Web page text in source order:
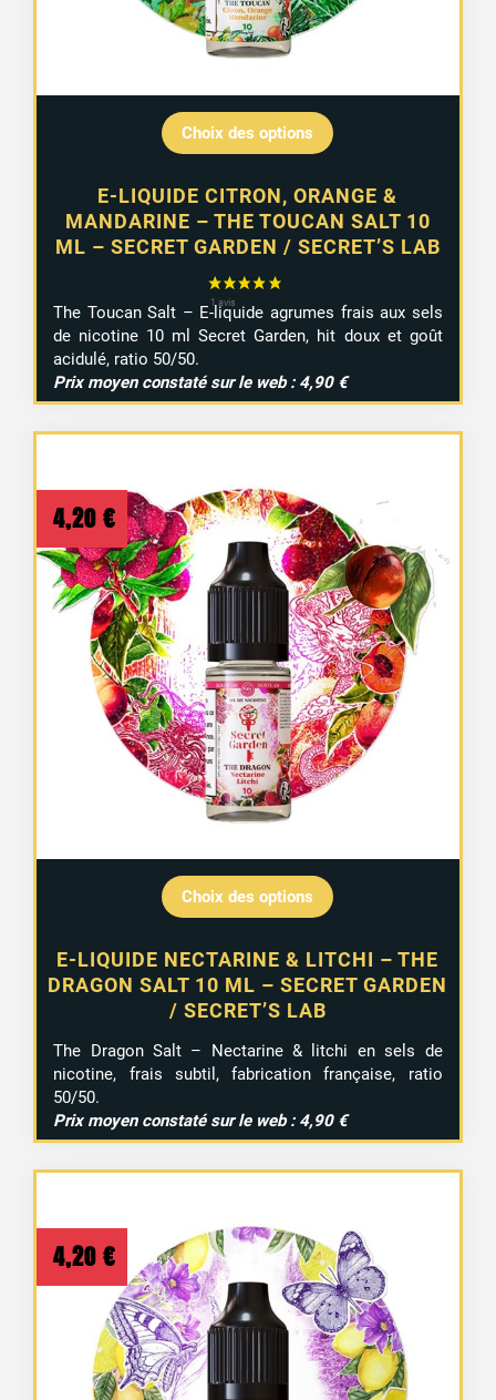
Choix des options
E-LIQUIDE CITRON, ORANGE &
MANDARINE – THE TOUCAN SALT 10
ML – SECRET GARDEN / SECRET’S LAB
The Toucan Salt – E-liquide agrumes frais aux sels
de nicotine 10 ml Secret Garden, hit doux et goût
acidulé, ratio 50/50.
Prix moyen constaté sur le web : 4,90 €
Choix des options
E-LIQUIDE NECTARINE & LITCHI – THE
DRAGON SALT 10 ML – SECRET GARDEN
/ SECRET’S LAB
4,20 €
The Dragon Salt – Nectarine & litchi en sels de
nicotine, frais subtil, fabrication française, ratio
50/50.
Prix moyen constaté sur le web : 4,90 €
4,20 €